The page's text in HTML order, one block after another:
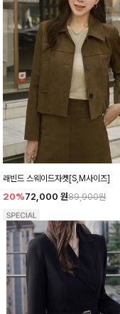
래빈드 스웨이드자켓[S,M사이즈]
20%72,000 원89,900원